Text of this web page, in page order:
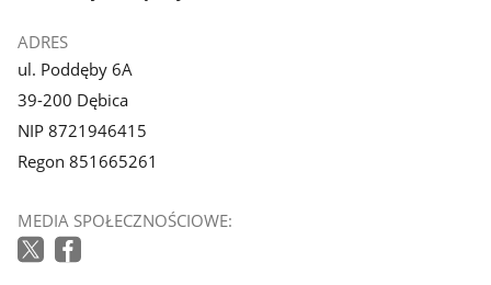
ADRES
ul. Poddęby 6A
39-200 Dębica
NIP 8721946415
Regon 851665261
MEDIA SPOŁECZNOŚCIOWE: